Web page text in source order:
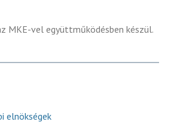
MKE-vel együttműködésben készül.
elnökségek